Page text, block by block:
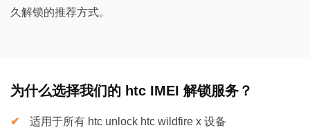
久解锁的推荐方式。
为什么选择我们的 htc IMEI 解锁服务？
适用于所有 htc unlock htc wildfire x 设备